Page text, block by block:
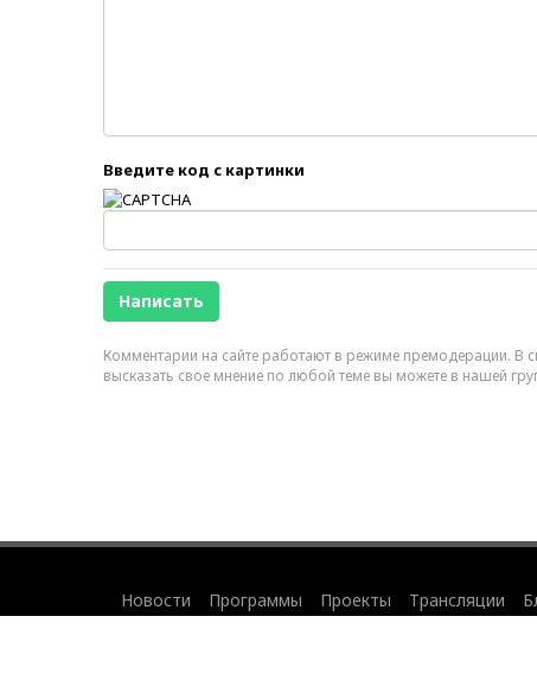
Введите код с картинки
Комментарии на сайте работают в режиме премодерации. В
высказать свое мнение по любой теме вы можете в нашей
Новости Программы Проекты Трансляции